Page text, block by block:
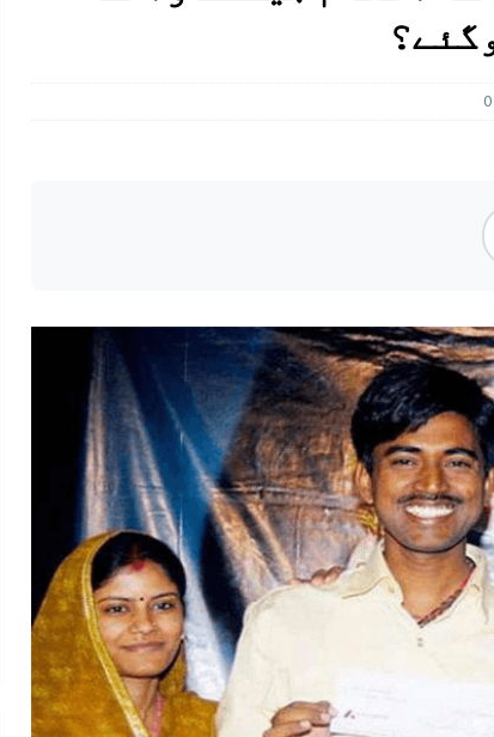
غیر ملکی پروڈکشنز پر مقامی مواد کو ترجیح دی جائے
0